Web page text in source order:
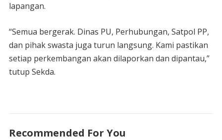
lapangan.
“Semua bergerak. Dinas PU, Perhubungan, Satpol PP,
dan pihak swasta juga turun langsung. Kami pastikan
setiap perkembangan akan dilaporkan dan dipantau,”
tutup Sekda.
Recommended For You